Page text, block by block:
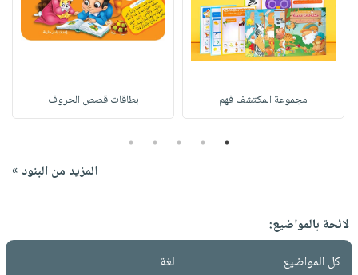
مجموعة المكتشف فهم بطاقات قصص الحروف
1
2
3
4
5
المزيد من البنود »
لائحة بالمواضيع:
كل المواضيع
لغة